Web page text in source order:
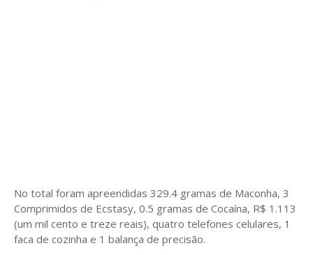
No total foram apreendidas 329.4 gramas de Maconha, 3
Comprimidos de Ecstasy, 0.5 gramas de Cocaína, R$ 1.113
(um mil cento e treze reais), quatro telefones celulares, 1
faca de cozinha e 1 balança de precisão.